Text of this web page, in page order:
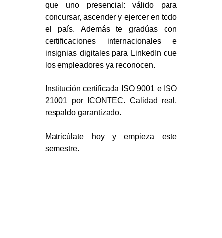
que uno presencial: válido para
concursar, ascender y ejercer en todo
el país. Además te gradúas con
certificaciones internacionales e
insignias digitales para LinkedIn que
los empleadores ya reconocen.
Institución certificada ISO 9001 e ISO
21001 por ICONTEC. Calidad real,
respaldo garantizado.
Matricúlate hoy y empieza este
semestre.